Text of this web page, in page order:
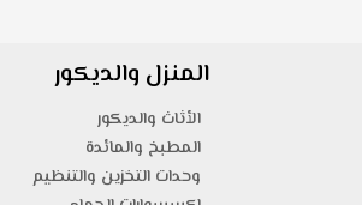
المنزل والديكور
الأثاث والديكور
المطبخ والمائدة
وحدات التخزين والتنظيم